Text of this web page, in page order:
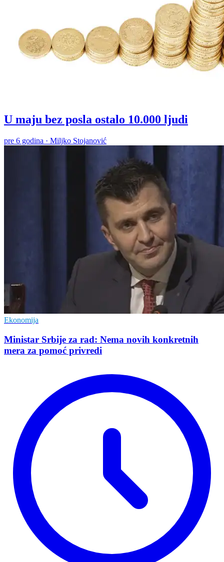
U maju bez posla ostalo 10.000 ljudi
pre 6 godina · Miljko Stojanović
Ekonomija
Ministar Srbije za rad: Nema novih konkretnih
mera za pomoć privredi